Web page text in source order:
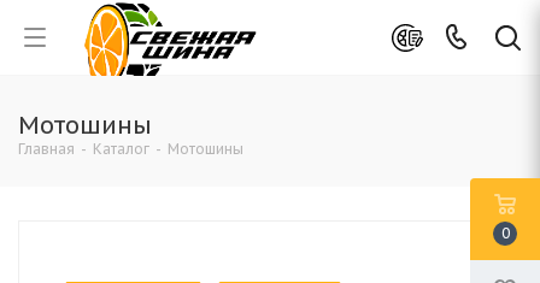
Мотошины
Главная - Каталог - Мотошины
0